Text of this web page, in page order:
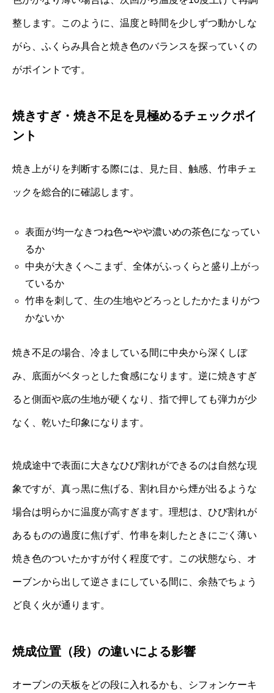
整します。このように、温度と時間を少しずつ動かしな
がら、ふくらみ具合と焼き色のバランスを探っていくの
がポイントです。
焼きすぎ・焼き不足を見極めるチェックポイ
ント
焼き上がりを判断する際には、見た目、触感、竹串チェ
ックを総合的に確認します。
表面が均一なきつね色〜やや濃いめの茶色になってい
るか
中央が大きくへこまず、全体がふっくらと盛り上がっ
ているか
竹串を刺して、生の生地やどろっとしたかたまりがつ
かないか
焼き不足の場合、冷ましている間に中央から深くしぼ
み、底面がベタっとした食感になります。逆に焼きすぎ
ると側面や底の生地が硬くなり、指で押しても弾力が少
なく、乾いた印象になります。
焼成途中で表面に大きなひび割れができるのは自然な現
象ですが、真っ黒に焦げる、割れ目から煙が出るような
場合は明らかに温度が高すぎます。理想は、ひび割れが
あるものの過度に焦げず、竹串を刺したときにごく薄い
焼き色のついたかすが付く程度です。この状態なら、オ
ーブンから出して逆さまにしている間に、余熱でちょう
ど良く火が通ります。
焼成位置（段）の違いによる影響
オーブンの天板をどの段に入れるかも、シフォンケーキ